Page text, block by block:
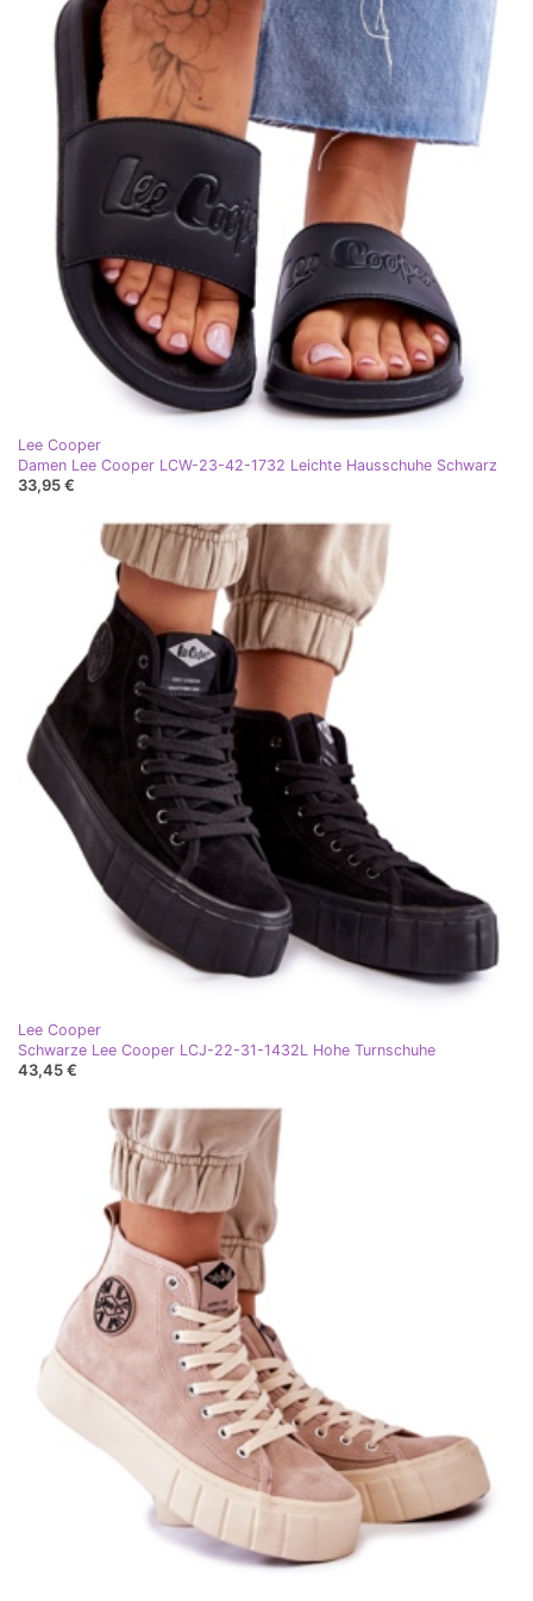
Lee Cooper
Damen Lee Cooper LCW-23-42-1732 Leichte Hausschuhe Schwarz
33,95 €
Lee Cooper
Schwarze Lee Cooper LCJ-22-31-1432L Hohe Turnschuhe
43,45 €